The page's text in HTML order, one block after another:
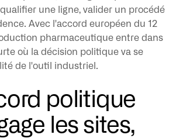
une ligne, valider un procédé
Avec l'accord européen du 12
pharmaceutique entre dans
où la décision politique va se
de l'outil industriel.
politique
les sites,